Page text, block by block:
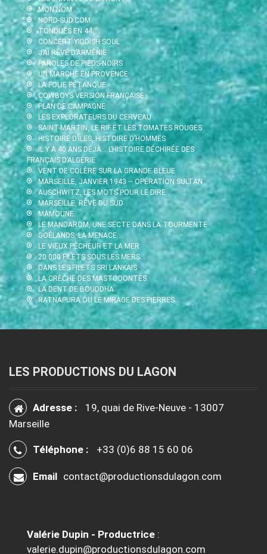
MON NOM
NORD-SUD.COM
TONDUES EN 44
CONCERT YIDDISH SOUL
J’AI RÊVÉ D’ARMÉNIE
PAROLES DE PIEDS-NOIRS
UN MARCHÉ EN PROVENCE
LA FOLIE PÉTANQUE
COWBOYS VERSION FRANÇAISE
PLAN DE CAMPAGNE
LES EXPLORATEURS DU CERVEAU
SAINT-MARTIN, LE RIF ET LES TOMATES ROUGES
HISTOIRE D’ÎLES, HISTOIRE D’HOMMES
IL Y A 40 ANS DÉJÀ… L’HISTOIRE DÉCHIRÉE DES
FRANÇAIS D’ALGÉRIE
VENT DE COLÈRE SUR LA GRANDE BLEUE
MARSEILLE, JANVIER 1943 – OPÉRATION SULTAN
AUSCHWITZ, LES MOTS POUR LE DIRE…
MARSEILLE, RÊVE DU SUD
MAMOUNE
LE MANDAROM, UNE SECTE DANS LA TOURMENTE
GOÉLANDS, LA MENACE…
LE VIEUX PÊCHEUR ET LA MER
20 000 FILETS SOUS LES MERS…
DANS LES FILETS SRI LANKAIS
LA CRÈCHE DES MASTODONTES
LA DENT DE BOUDDHA
RATNAPURA OU LE MIRAGE DES PIERRES…
LES PRODUCTIONS DU LAGON
Adresse :
19, quai de Rive-Neuve - 13007
Marseille
Téléphone : +33 (0)6 88 15 60 06
Email contact@productionsdulagon.com
Valérie Dupin - Productrice :
valerie.dupin@productionsdulagon.com